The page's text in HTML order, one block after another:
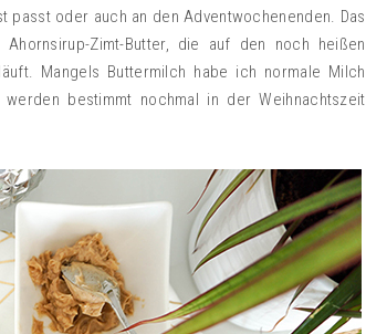
oder auch an den Adventwochenenden. Das
Zimt-Butter, die auf den noch heißen
Mangels Buttermilch habe ich normale Milch
bestimmt nochmal in der Weihnachtszeit